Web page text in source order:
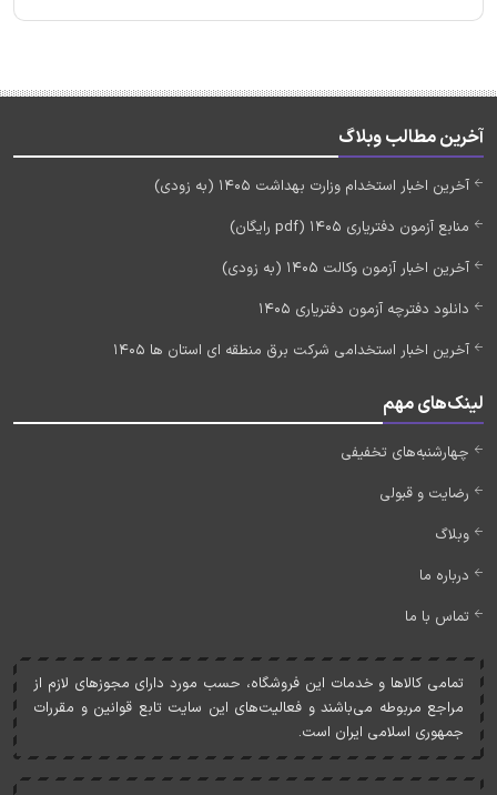
آخرین مطالب وبلاگ
آخرین اخبار استخدام وزارت بهداشت 1405 (به زودی)
منابع آزمون دفتریاری 1405 (pdf رایگان)
آخرین اخبار آزمون وکالت 1405 (به زودی)
دانلود دفترچه آزمون دفتریاری 1405
آخرین اخبار استخدامی شرکت برق منطقه ای استان ها 1405
لینک‌های مهم
چهارشنبه‌های تخفیفی
رضایت و قبولی
وبلاگ
درباره ما
تماس با ما
تمامی کالاها و خدمات اين فروشگاه، حسب مورد دارای مجوزهای لازم از
مراجع مربوطه می‌باشند و فعاليت‌های اين سايت تابع قوانين و مقررات
جمهوری اسلامی ايران است.